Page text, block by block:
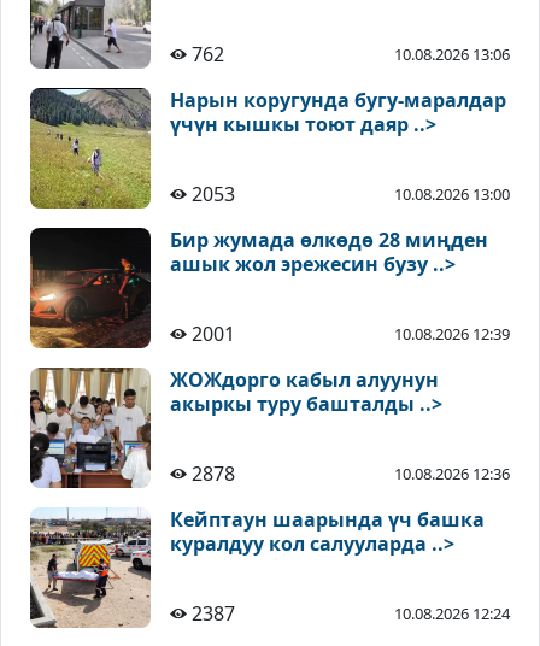
762 10.08.2026 13:06
Нарын коругунда бугу-маралдар
үчүн кышкы тоют даяр ..>
2053 10.08.2026 13:00
Бир жумада өлкөдө 28 миңден
ашык жол эрежесин бузу ..>
2001 10.08.2026 12:39
ЖОЖдорго кабыл алуунун
акыркы туру башталды ..>
2878 10.08.2026 12:36
Кейптаун шаарында үч башка
куралдуу кол салууларда ..>
2387 10.08.2026 12:24